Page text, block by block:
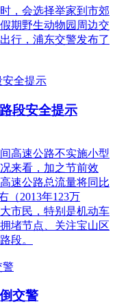
，会选择举家到市郊
期野生动物园周边交
行，浦东交警发布了
段安全提示
高速公路不实施小型
来看，加之节前效
速公路总流量将同比
（2013年123万
市民，特别是机动车
堵节点、关注宝山区
段。
交警